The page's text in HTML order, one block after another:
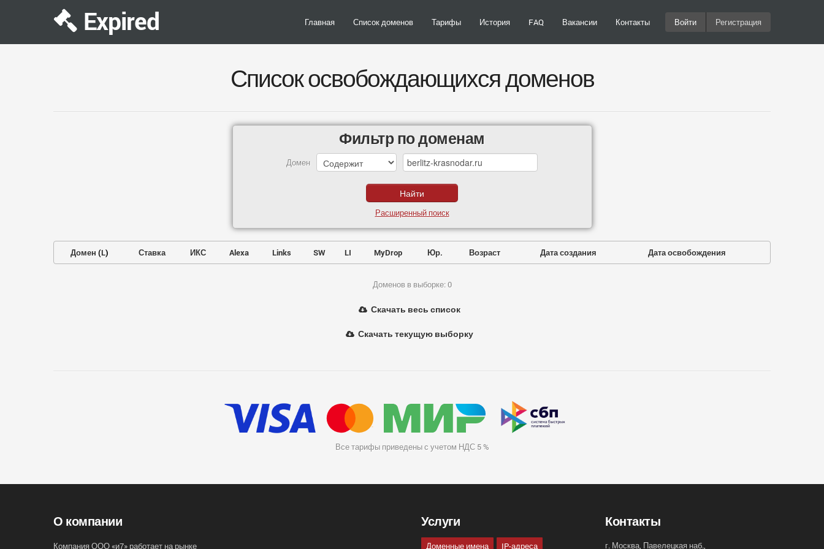
Expired Главная Список доменов Тарифы История FAQ Вакансии Контакты Войти Регистрация
Список освобождающихся доменов
Фильтр по доменам
Домен
Расширенный поиск
Домен (L) Ставка ИКС Alexa Links SW LI MyDrop Юр. Возраст Дата создания Дата освобождения
Доменов в выборке: 0
Скачать весь список
Скачать текущую выборку
Все тарифы приведены с учетом НДС 5 %
О компании
Компания ООО «и7» работает на рынке
Услуги
Доменные имена IP-адреса
Контакты
г. Москва, Павелецкая наб.,